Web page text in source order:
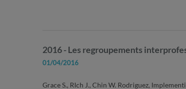
2016 - Les regroupements
01/04/2016
Grace S., RIch J., Chin W. Rodriguez,